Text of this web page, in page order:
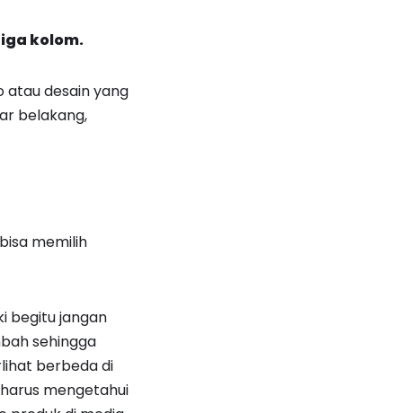
kolom.
atau desain yang
belakang,
memilih
begitu jangan
sehingga
berbeda di
mengetahui